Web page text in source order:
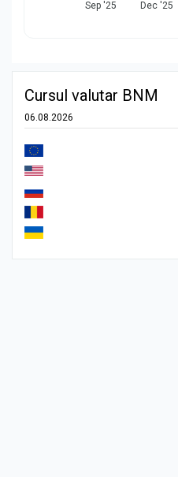
Sep '25 Dec '25
Cursul valutar BNM
06.08.2026